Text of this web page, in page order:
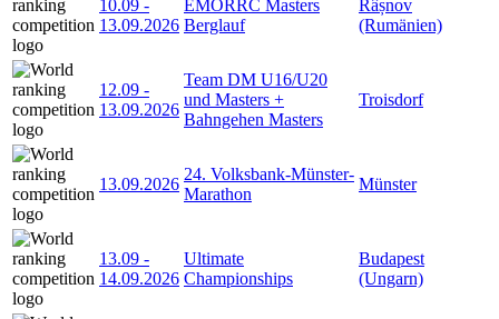
10.09 -
13.09.2026
EMORRC Masters
Berglauf
Râșnov
(Rumänien)
12.09 -
13.09.2026
Team DM U16/U20
und Masters +
Bahngehen Masters
Troisdorf
13.09.2026
24. Volksbank-Münster-
Marathon
Münster
13.09 -
14.09.2026
Ultimate
Championships
Budapest
(Ungarn)